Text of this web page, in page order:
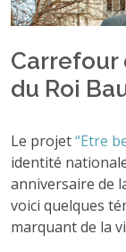
Carrefour
du Roi
Le projet“Etre
identité
anniversaire de
voici quelques
marquant de la